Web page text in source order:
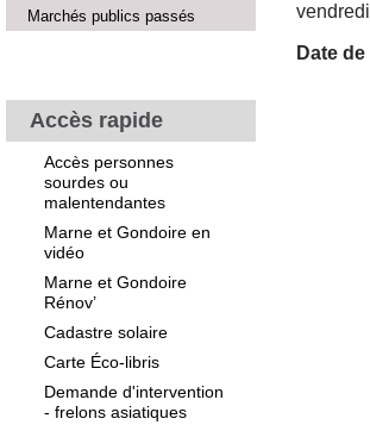
Marchés publics passés
Accès rapide
Accès personnes
sourdes ou
malentendantes
Marne et Gondoire en
vidéo
Marne et Gondoire
Rénov’
Cadastre solaire
Carte Éco-libris
Demande d'intervention
- frelons asiatiques
Date